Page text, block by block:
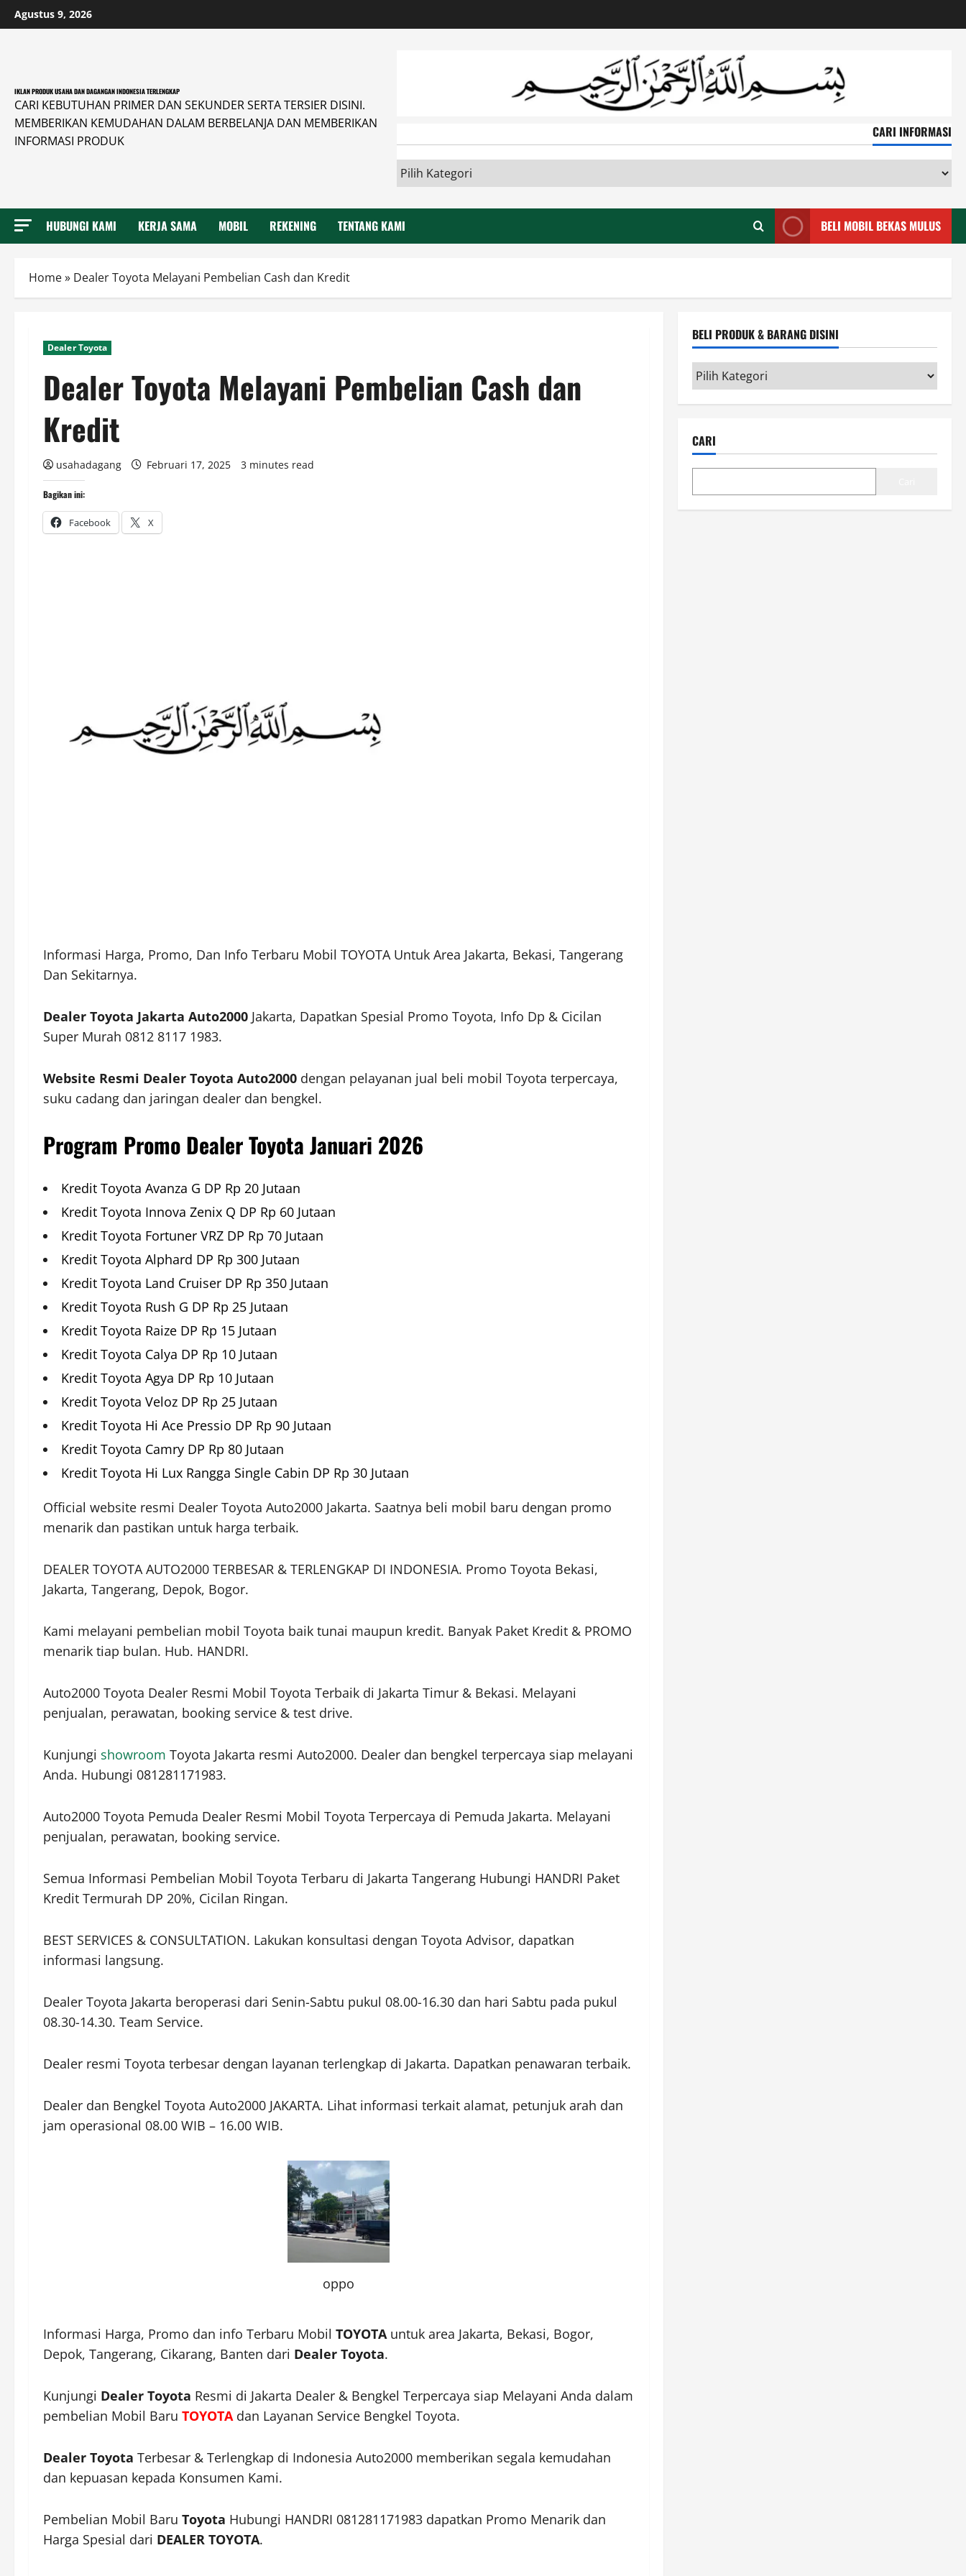
Skip
to
Agustus 9, 2026
IKLAN PRODUK USAHA DAN DAGANGAN INDONESIA TERLENGKAP
CARI KEBUTUHAN PRIMER DAN SEKUNDER SERTA TERSIER DISINI.
MEMBERIKAN KEMUDAHAN DALAM BERBELANJA DAN MEMBERIKAN
INFORMASI PRODUK
CARI INFORMASI
HUBUNGI KAMI KERJA SAMA MOBIL REKENING TENTANG KAMI BELI MOBIL BEKAS MULUS
Home» Dealer Toyota Melayani Pembelian Cash dan Kredit
Dealer Toyota
Dealer Toyota Melayani Pembelian Cash dan
Kredit
usahadagang Februari 17, 2025 3 minutes read
Bagikan ini:
Facebook X
Informasi Harga, Promo, Dan Info Terbaru Mobil TOYOTA Untuk Area Jakarta, Bekasi, Tangerang
Dan Sekitarnya.
Dealer Toyota Jakarta Auto2000 Jakarta, Dapatkan Spesial Promo Toyota, Info Dp & Cicilan
Super Murah 0812 8117 1983.
Website Resmi Dealer Toyota Auto2000 dengan pelayanan jual beli mobil Toyota terpercaya,
suku cadang dan jaringan dealer dan bengkel.
Program Promo Dealer Toyota Januari 2026
Kredit Toyota Avanza G DP Rp 20 Jutaan
Kredit Toyota Innova Zenix Q DP Rp 60 Jutaan
Kredit Toyota Fortuner VRZ DP Rp 70 Jutaan
Kredit Toyota Alphard DP Rp 300 Jutaan
Kredit Toyota Land Cruiser DP Rp 350 Jutaan
Kredit Toyota Rush G DP Rp 25 Jutaan
Kredit Toyota Raize DP Rp 15 Jutaan
Kredit Toyota Calya DP Rp 10 Jutaan
Kredit Toyota Agya DP Rp 10 Jutaan
Kredit Toyota Veloz DP Rp 25 Jutaan
Kredit Toyota Hi Ace Pressio DP Rp 90 Jutaan
Kredit Toyota Camry DP Rp 80 Jutaan
Kredit Toyota Hi Lux Rangga Single Cabin DP Rp 30 Jutaan
Official website resmi Dealer Toyota Auto2000 Jakarta. Saatnya beli mobil baru dengan promo
menarik dan pastikan untuk harga terbaik.
DEALER TOYOTA AUTO2000 TERBESAR & TERLENGKAP DI INDONESIA. Promo Toyota Bekasi,
Jakarta, Tangerang, Depok, Bogor.
Kami melayani pembelian mobil Toyota baik tunai maupun kredit. Banyak Paket Kredit & PROMO
menarik tiap bulan. Hub. HANDRI.
Auto2000 Toyota Dealer Resmi Mobil Toyota Terbaik di Jakarta Timur & Bekasi. Melayani
penjualan, perawatan, booking service & test drive.
Kunjungi showroom Toyota Jakarta resmi Auto2000. Dealer dan bengkel terpercaya siap melayani
Anda. Hubungi 081281171983.
Auto2000 Toyota Pemuda Dealer Resmi Mobil Toyota Terpercaya di Pemuda Jakarta. Melayani
penjualan, perawatan, booking service.
Semua Informasi Pembelian Mobil Toyota Terbaru di Jakarta Tangerang Hubungi HANDRI Paket
Kredit Termurah DP 20%, Cicilan Ringan.
BEST SERVICES & CONSULTATION. Lakukan konsultasi dengan Toyota Advisor, dapatkan
informasi langsung.
Dealer Toyota Jakarta beroperasi dari Senin-Sabtu pukul 08.00-16.30 dan hari Sabtu pada pukul
08.30-14.30. Team Service.
Dealer resmi Toyota terbesar dengan layanan terlengkap di Jakarta. Dapatkan penawaran terbaik.
Dealer dan Bengkel Toyota Auto2000 JAKARTA. Lihat informasi terkait alamat, petunjuk arah dan
jam operasional 08.00 WIB – 16.00 WIB.
oppo
Informasi Harga, Promo dan info Terbaru Mobil TOYOTAuntuk area Jakarta, Bekasi, Bogor,
Depok, Tangerang, Cikarang, Banten dari Dealer Toyota.
Kunjungi Dealer Toyota Resmi di Jakarta Dealer & Bengkel Terpercaya siap Melayani Anda dalam
pembelian Mobil Baru TOYOTAdan Layanan Service Bengkel Toyota.
Dealer Toyota Terbesar & Terlengkap di Indonesia Auto2000 memberikan segala kemudahan
dan kepuasan kepada Konsumen Kami.
Pembelian Mobil Baru Toyota Hubungi HANDRI 081281171983 dapatkan Promo Menarik dan
Harga Spesial dari DEALER TOYOTA.
BELI PRODUK & BARANG DISINI
Beli
Produk
&
disini
CARI